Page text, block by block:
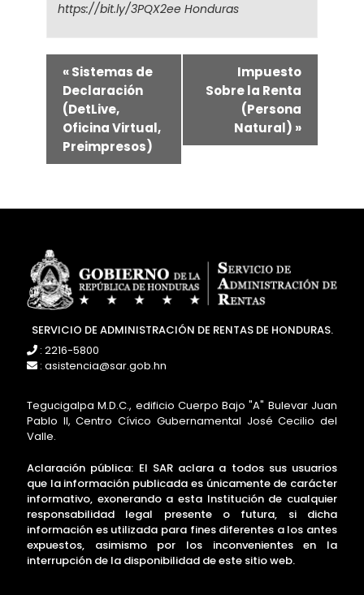
https://bit.ly/3PQX2ee Honduras
«Sistemas de
Declaración
(DetLive,
Oficina Virtual,
Preimpresos)
Impuesto
Sobre la Renta
(Persona
Natural) »
SERVICIO DE ADMINISTRACIÓN DE RENTAS DE HONDURAS.
: 2216-5800
: asistencia@sar.gob.hn
Tegucigalpa M.D.C., edificio Cuerpo Bajo "A" Bulevar Juan
Pablo II, Centro Cívico Gubernamental José Cecilio del
Valle.
Aclaración pública: El SAR aclara a todos sus usuarios
que la información publicada es únicamente de carácter
informativo, exonerando a esta Institución de cualquier
responsabilidad legal presente o futura, si dicha
información es utilizada para fines diferentes a los antes
expuestos, asimismo por los inconvenientes en la
interrupción de la disponibilidad de este sitio web.